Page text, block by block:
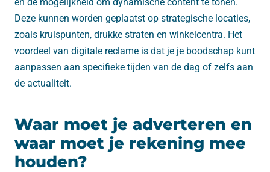
Deze kunnen worden geplaatst op strategische locaties,
zoals kruispunten, drukke straten en winkelcentra. Het
voordeel van digitale reclame is dat je je boodschap kunt
aanpassen aan specifieke tijden van de dag of zelfs aan
de actualiteit.
Waar moet je adverteren en
waar moet je rekening mee
houden?